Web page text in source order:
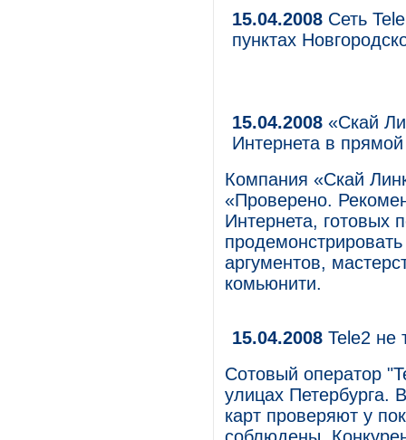
15.04.2008 Сеть
пунктах
15.04.2008 «Скай
Интернета в
Компания «Скай
«Проверено.
Интернета, готовых
аргументов,
комьюнити.
15.04.2008 Tele2 не
Сотовый оператор
улицах Петербурга.
карт проверяют у